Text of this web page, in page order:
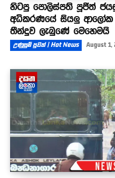
හිටපු පොලිස්පති පූජිත්
අධිකරණයේ සියලු ආලෝක
තීන්දුව ලැබුණේ මෙහෙමයි
උණුසුම් පුවත් | Hot News August 1,